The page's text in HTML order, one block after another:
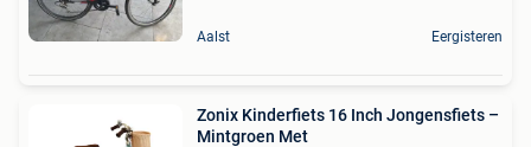
Aalst Eergisteren
Zonix Kinderfiets 16 Inch Jongensfiets –
Mintgroen Met